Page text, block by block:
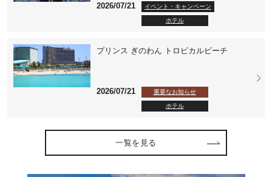
2026/07/21
イベント・キャンペーン
ホテル
プリンス ぎのわん トロピカルビーチ
2026/07/21 重要なお知らせ
ホテル
一覧を見る